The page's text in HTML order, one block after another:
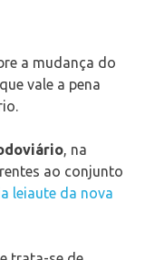
a mudança do
vale a pena
, na
ao conjunto
leiaute da nova